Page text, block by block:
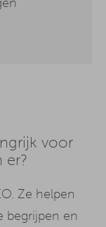
voor
er?
Ze helpen
begrijpen en